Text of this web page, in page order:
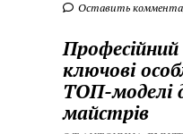
Оставить
ключові
ТОП-моделі
майстрів